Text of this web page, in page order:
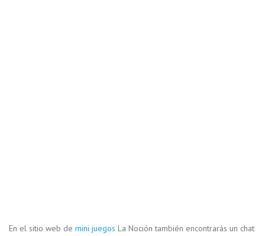
En el sitio web de mini juegos La Noción también encontrarás un chat